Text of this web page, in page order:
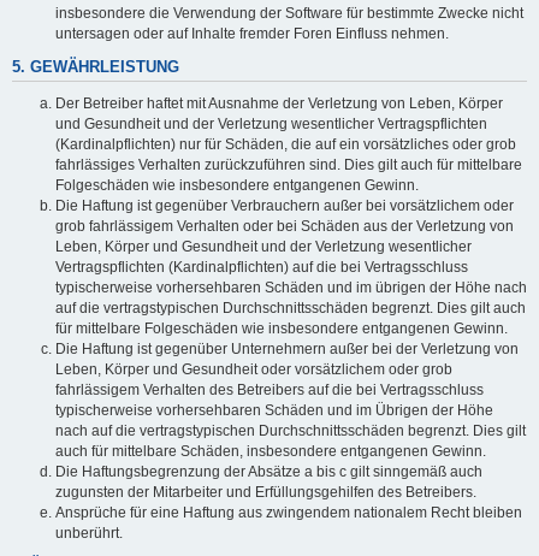
insbesondere die Verwendung der Software für bestimmte Zwecke nicht
untersagen oder auf Inhalte fremder Foren Einfluss nehmen.
5. GEWÄHRLEISTUNG
Der Betreiber haftet mit Ausnahme der Verletzung von Leben, Körper
und Gesundheit und der Verletzung wesentlicher Vertragspflichten
(Kardinalpflichten) nur für Schäden, die auf ein vorsätzliches oder grob
fahrlässiges Verhalten zurückzuführen sind. Dies gilt auch für mittelbare
Folgeschäden wie insbesondere entgangenen Gewinn.
Die Haftung ist gegenüber Verbrauchern außer bei vorsätzlichem oder
grob fahrlässigem Verhalten oder bei Schäden aus der Verletzung von
Leben, Körper und Gesundheit und der Verletzung wesentlicher
Vertragspflichten (Kardinalpflichten) auf die bei Vertragsschluss
typischerweise vorhersehbaren Schäden und im übrigen der Höhe nach
auf die vertragstypischen Durchschnittsschäden begrenzt. Dies gilt auch
für mittelbare Folgeschäden wie insbesondere entgangenen Gewinn.
Die Haftung ist gegenüber Unternehmern außer bei der Verletzung von
Leben, Körper und Gesundheit oder vorsätzlichem oder grob
fahrlässigem Verhalten des Betreibers auf die bei Vertragsschluss
typischerweise vorhersehbaren Schäden und im Übrigen der Höhe
nach auf die vertragstypischen Durchschnittsschäden begrenzt. Dies gilt
auch für mittelbare Schäden, insbesondere entgangenen Gewinn.
Die Haftungsbegrenzung der Absätze a bis c gilt sinngemäß auch
zugunsten der Mitarbeiter und Erfüllungsgehilfen des Betreibers.
Ansprüche für eine Haftung aus zwingendem nationalem Recht bleiben
unberührt.